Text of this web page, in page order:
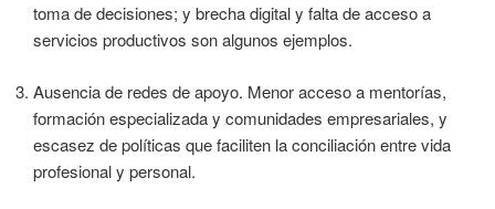
toma de decisiones; y brecha digital y falta de acceso a
servicios productivos son algunos ejemplos.
Ausencia de redes de apoyo. Menor acceso a mentorías,
formación especializada y comunidades empresariales, y
escasez de políticas que faciliten la conciliación entre vida
profesional y personal.